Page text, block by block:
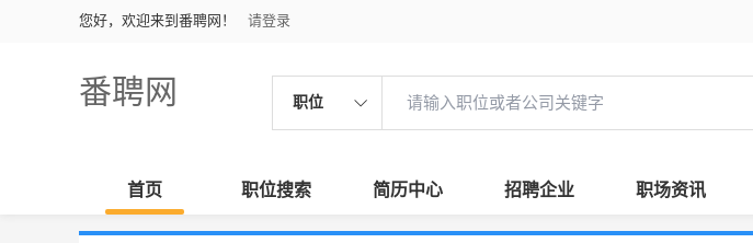
您好，欢迎来到番聘网！ 请登录
番聘网 职位
首页 职位搜索 简历中心 招聘企业 职场资讯